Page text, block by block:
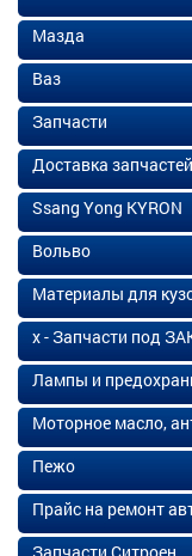
Мазда
Ваз
Запчасти
Доставка запчастей
Ssang Yong KYRON
Вольво
Материалы для
х - Запчасти под
Лампы и
Моторное масло,
Пежо
Прайс на ремонт